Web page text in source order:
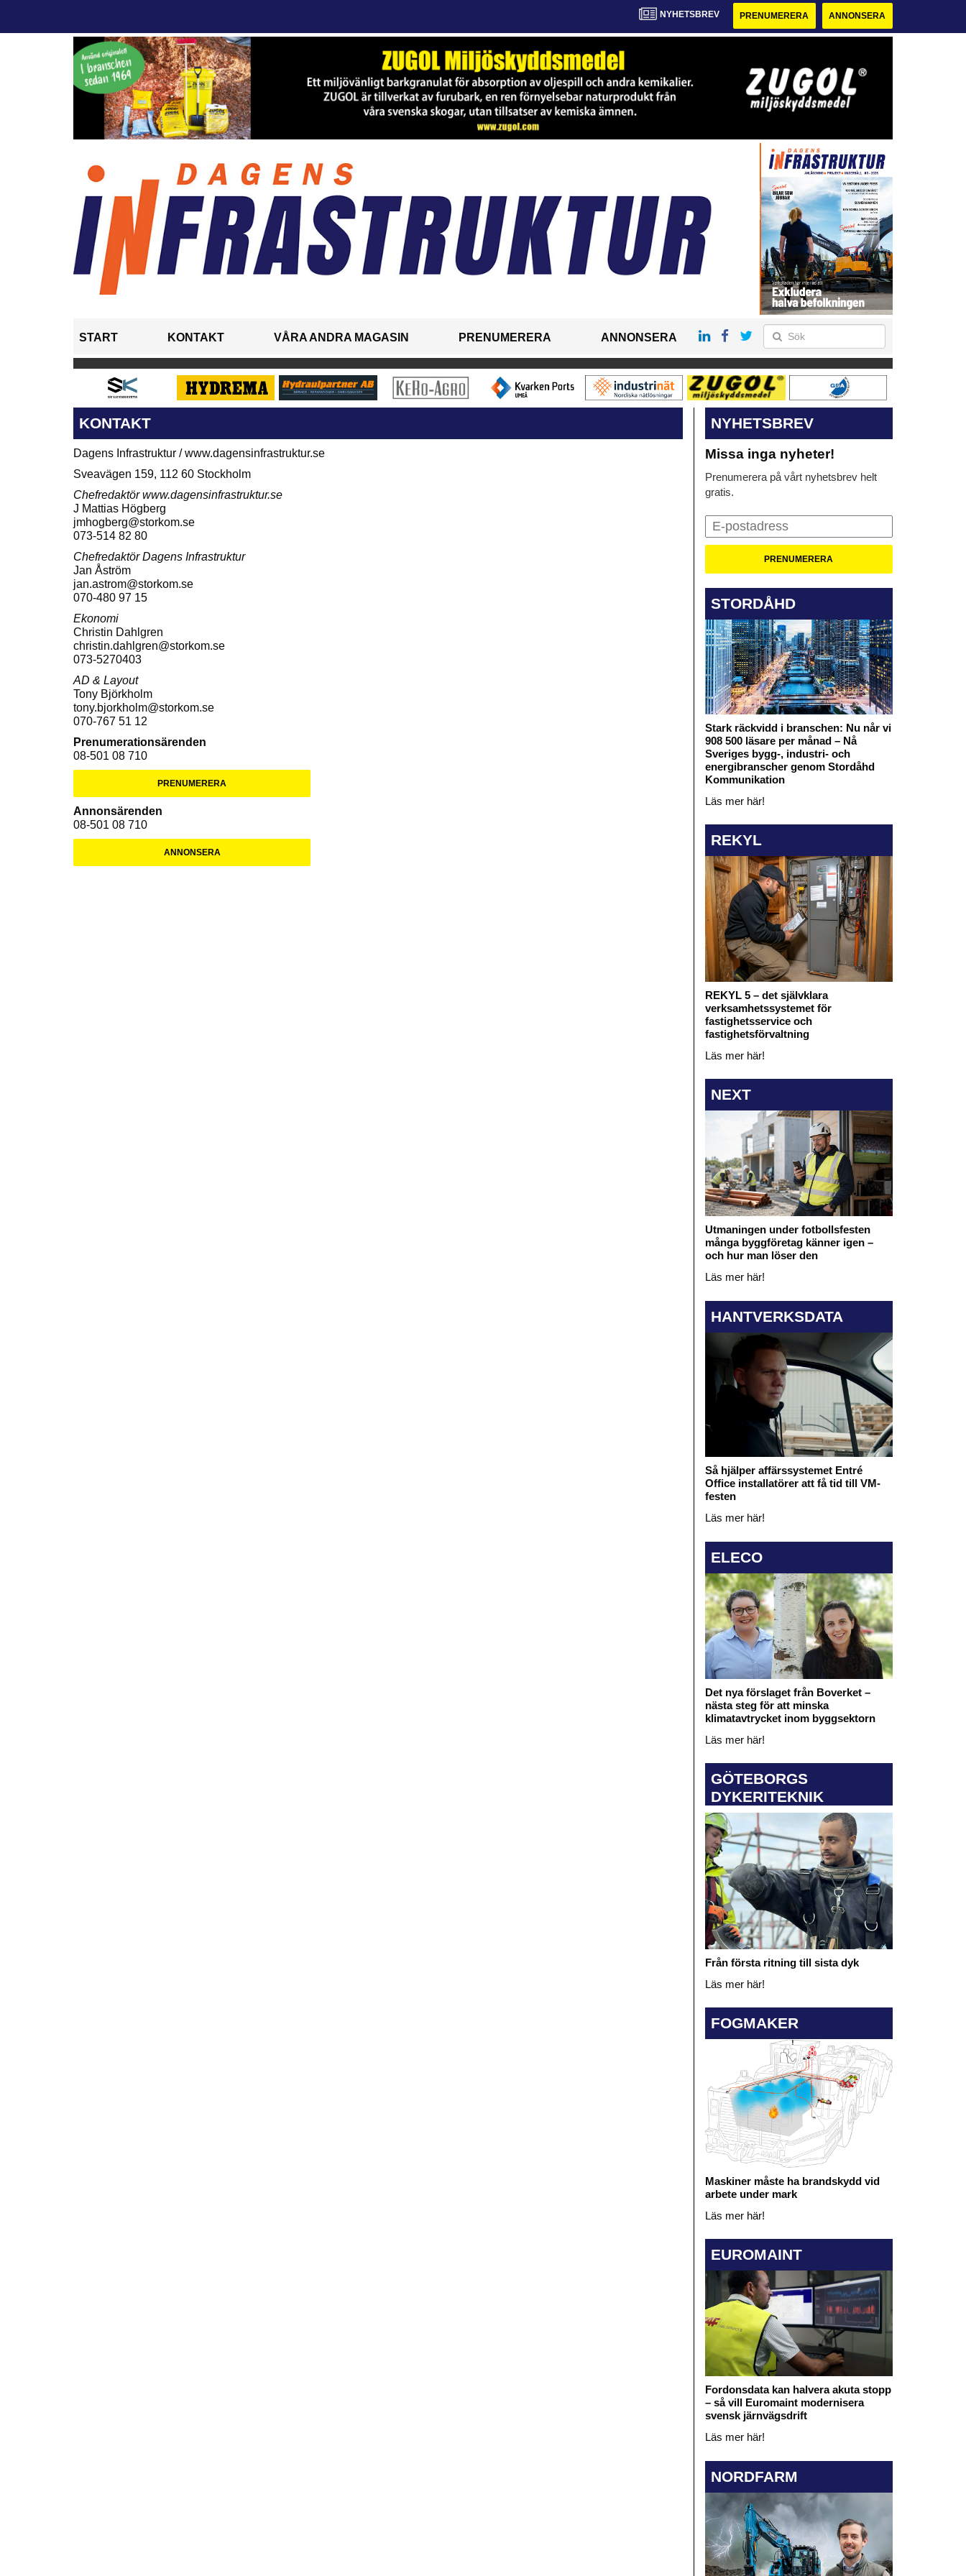
NYHETSBREV PRENUMERERA ANNONSERA
START KONTAKT VÅRA ANDRA MAGASIN PRENUMERERA ANNONSERA
KONTAKT
Dagens Infrastruktur / www.dagensinfrastruktur.se
Sveavägen 159, 112 60 Stockholm
Chefredaktör www.dagensinfrastruktur.se
J Mattias Högberg
jmhogberg@storkom.se
073-514 82 80
Chefredaktör Dagens Infrastruktur
Jan Åström
jan.astrom@storkom.se
070-480 97 15
Ekonomi
Christin Dahlgren
christin.dahlgren@storkom.se
073-5270403
AD & Layout
Tony Björkholm
tony.bjorkholm@storkom.se
070-767 51 12
Prenumerationsärenden
08-501 08 710
PRENUMERERA
Annonsärenden
08-501 08 710
ANNONSERA
NYHETSBREV
Missa inga nyheter!
Prenumerera på vårt nyhetsbrev helt
gratis.
STORDÅHD
Stark räckvidd i branschen: Nu når vi
908 500 läsare per månad – Nå
Sveriges bygg-, industri- och
energibranscher genom Stordåhd
Kommunikation
Läs mer här!
REKYL
REKYL 5 – det självklara
verksamhetssystemet för
fastighetsservice och
fastighetsförvaltning
Läs mer här!
NEXT
Utmaningen under fotbollsfesten
många byggföretag känner igen –
och hur man löser den
Läs mer här!
HANTVERKSDATA
Så hjälper affärssystemet Entré
Office installatörer att få tid till VM-
festen
Läs mer här!
ELECO
Det nya förslaget från Boverket –
nästa steg för att minska
klimatavtrycket inom byggsektorn
Läs mer här!
GÖTEBORGS
DYKERITEKNIK
Från första ritning till sista dyk
Läs mer här!
FOGMAKER
Maskiner måste ha brandskydd vid
arbete under mark
Läs mer här!
EUROMAINT
Fordonsdata kan halvera akuta stopp
– så vill Euromaint modernisera
svensk järnvägsdrift
Läs mer här!
NORDFARM